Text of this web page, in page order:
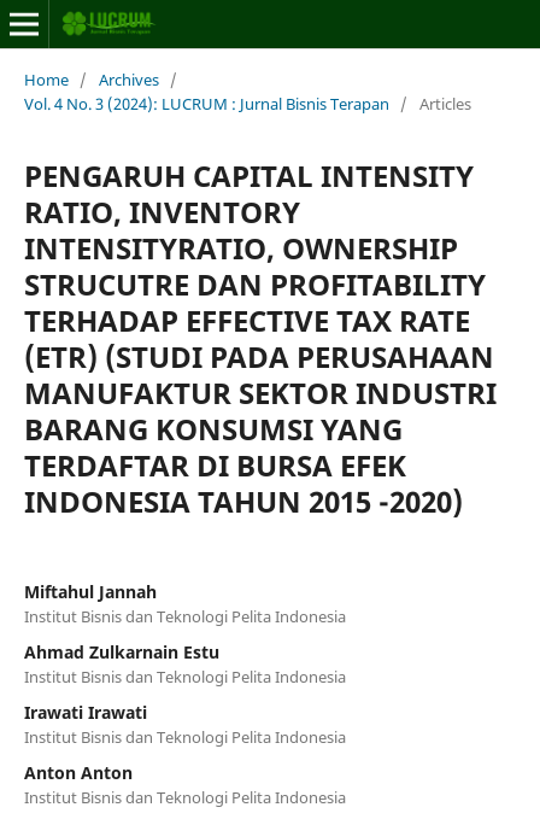
Home / Archives /
Vol. 4 No. 3 (2024): LUCRUM : Jurnal Bisnis Terapan
/ Articles
PENGARUH CAPITAL INTENSITY
RATIO, INVENTORY
INTENSITYRATIO, OWNERSHIP
STRUCUTRE DAN PROFITABILITY
TERHADAP EFFECTIVE TAX RATE
(ETR) (STUDI PADA PERUSAHAAN
MANUFAKTUR SEKTOR INDUSTRI
BARANG KONSUMSI YANG
TERDAFTAR DI BURSA EFEK
INDONESIA TAHUN 2015 -2020)
Miftahul Jannah
Institut Bisnis dan Teknologi Pelita Indonesia
Ahmad Zulkarnain Estu
Institut Bisnis dan Teknologi Pelita Indonesia
Irawati Irawati
Institut Bisnis dan Teknologi Pelita Indonesia
Anton Anton
Institut Bisnis dan Teknologi Pelita Indonesia